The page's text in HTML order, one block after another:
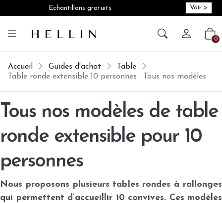
Echantillons gratuits Voir >
Créer 0
Accueil Guides d'achat
Table
Table ronde extensible 10 personnes : Tous nos modèles
Tous nos modèles de table
ronde extensible pour 10
personnes
Nous proposons plusieurs tables rondes à rallonges
qui permettent d’accueillir 10 convives. Ces modèles